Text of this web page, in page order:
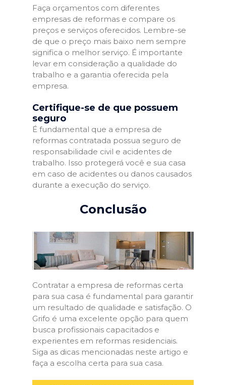
Faça orçamentos com diferentes
empresas de reformas e compare os
preços e serviços oferecidos. Lembre-se
de que o preço mais baixo nem sempre
significa o melhor serviço. É importante
levar em consideração a qualidade do
trabalho e a garantia oferecida pela
empresa.
Certifique-se de que possuem
seguro
É fundamental que a empresa de
reformas contratada possua seguro de
responsabilidade civil e acidentes de
trabalho. Isso protegerá você e sua casa
em caso de acidentes ou danos causados
durante a execução do serviço.
Conclusão
Contratar a empresa de reformas certa
para sua casa é fundamental para garantir
um resultado de qualidade e satisfação. O
Grifo é uma excelente opção para quem
busca profissionais capacitados e
experientes em reformas residenciais.
Siga as dicas mencionadas neste artigo e
faça a escolha certa para sua casa.